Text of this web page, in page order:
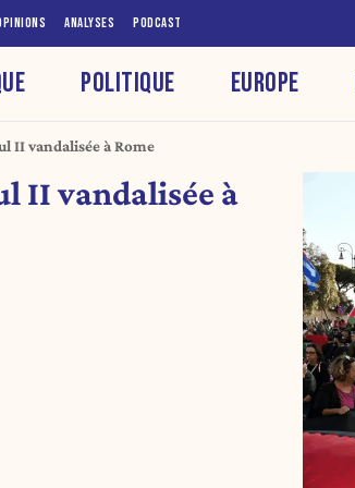
ANALYSES PODCAST
POLITIQUE EUROPE
II vandalisée à Rome
II vandalisée à